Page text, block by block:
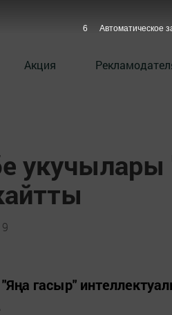
Акция
гасыр"
5 Автоматическое